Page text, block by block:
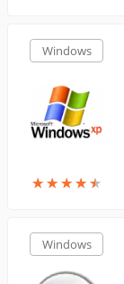
Windows
★★★★★
★★★★★
Windows